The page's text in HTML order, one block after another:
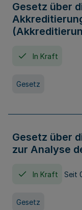
Gesetz über
In Kraft
Gesetz
Gesetz über
zur Analyse
In Kraft Seit
Gesetz